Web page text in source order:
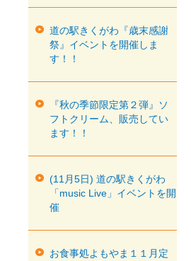
道の駅きくがわ『歳末感謝
祭』イベントを開催しま
す！！
『秋の季節限定第２弾』ソ
フトクリーム、販売してい
ます！！
(11月5日) 道の駅きくがわ
「music Live」イベントを開
催
お食事処よもやま１１月定